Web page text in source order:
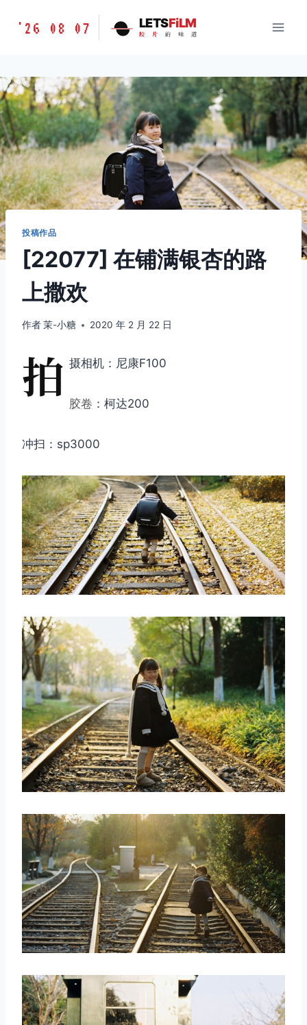
胶
味
道
LETSFILM
'26 08 07 LETSFiLM
胶 片 的 味 道
投稿作品
[22077] 在铺满银杏的路
上撒欢
作者茉-小糖 2020 年 2 月 22 日
拍 摄相机：尼康F100
胶卷 ：柯达200
冲扫：sp3000